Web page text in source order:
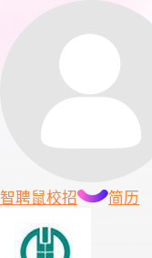
智聘鼠校招 简历